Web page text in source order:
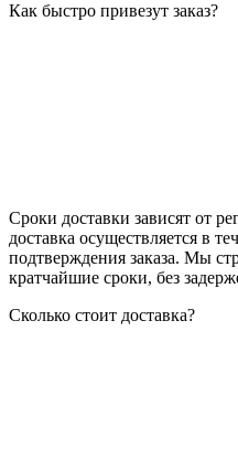
Как быстро привезут заказ?
Сроки доставки зависят от
доставка осуществляется в
подтверждения заказа. Мы
кратчайшие сроки, без
Сколько стоит доставка?